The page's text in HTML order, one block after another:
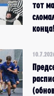
тот